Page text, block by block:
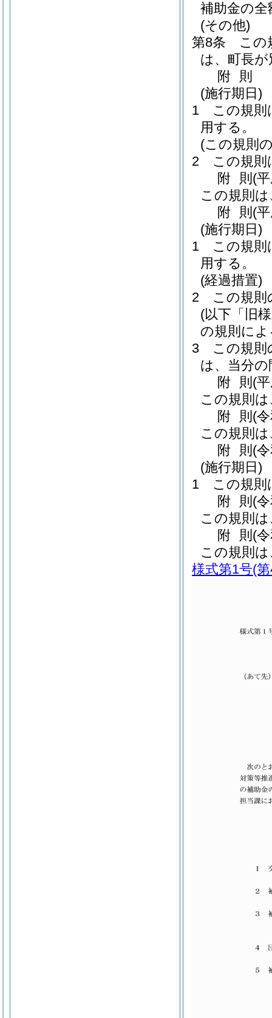
補助金の
(その他)
第8条
この
は、町長
附 則
(施行期日)
1
この規則
用する。
(この規則
2
この規則
附 則 (
この規則
附 則 (
(施行期日)
1
この規則
用する。
(経過措置)
2
この規則
(以下「旧
の規則に
3
この規
は、当分
附 則 (
この規則
附 則 (
この規則
附 則 (
(施行期日)
1
この規則
附 則 (
この規則
附 則 (
この規則
様式第1号(